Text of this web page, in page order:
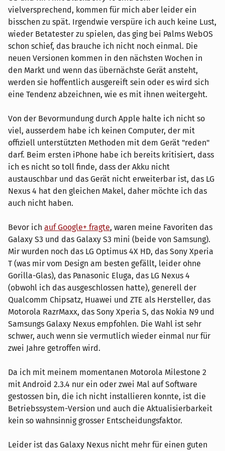
vielversprechend, kommen für mich aber leider ein
bisschen zu spät. Irgendwie verspüre ich auch keine Lust,
wieder Betatester zu spielen, das ging bei Palms WebOS
schon schief, das brauche ich nicht noch einmal. Die
neuen Versionen kommen in den nächsten Wochen in
den Markt und wenn das übernächste Gerät ansteht,
werden sie hoffentlich ausgereift sein oder es wird sich
eine Tendenz abzeichnen, wie es mit ihnen weitergeht.
Von der Bevormundung durch Apple halte ich nicht so
viel, ausserdem habe ich keinen Computer, der mit
offiziell unterstützten Methoden mit dem Gerät "reden"
darf. Beim ersten iPhone habe ich bereits kritisiert, dass
ich es nicht so toll finde, dass der Akku nicht
austauschbar und das Gerät nicht erweiterbar ist, das LG
Nexus 4 hat den gleichen Makel, daher möchte ich das
auch nicht haben.
Bevor ich auf Google+ fragte, waren meine Favoriten das
Galaxy S3 und das Galaxy S3 mini (beide von Samsung).
Mir wurden noch das LG Optimus 4X HD, das Sony Xperia
T (was mir vom Design am besten gefällt, leider ohne
Gorilla-Glas), das Panasonic Eluga, das LG Nexus 4
(obwohl ich das ausgeschlossen hatte), generell der
Qualcomm Chipsatz, Huawei und ZTE als Hersteller, das
Motorola RazrMaxx, das Sony Xperia S, das Nokia N9 und
Samsungs Galaxy Nexus empfohlen. Die Wahl ist sehr
schwer, auch wenn sie vermutlich wieder einmal nur für
zwei Jahre getroffen wird.
Da ich mit meinem momentanen Motorola Milestone 2
mit Android 2.3.4 nur ein oder zwei Mal auf Software
gestossen bin, die ich nicht installieren konnte, ist die
Betriebssystem-Version und auch die Aktualisierbarkeit
kein so wahnsinnig grosser Entscheidungsfaktor.
Leider ist das Galaxy Nexus nicht mehr für einen guten